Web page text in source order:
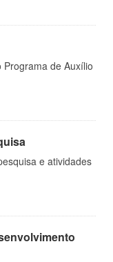
de Auxílio
e atividades